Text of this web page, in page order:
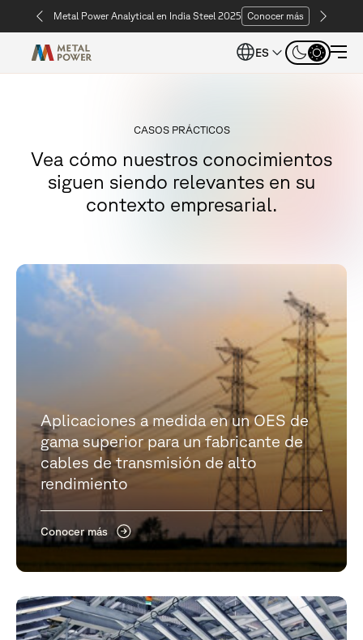
Metal Power Analytical en India Steel 2025 Conocer más
ES
CASOS PRÁCTICOS
Vea cómo nuestros conocimientos
siguen siendo relevantes en su
contexto empresarial.
Aplicaciones a medida en un OES de
gama superior para un fabricante de
cables de transmisión de alto
rendimiento
Conocer más